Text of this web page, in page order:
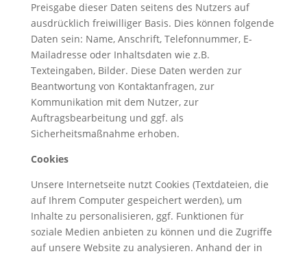
Preisgabe dieser Daten seitens des Nutzers auf
ausdrücklich freiwilliger Basis. Dies können folgende
Daten sein: Name, Anschrift, Telefonnummer, E-
Mailadresse oder Inhaltsdaten wie z.B.
Texteingaben, Bilder. Diese Daten werden zur
Beantwortung von Kontaktanfragen, zur
Kommunikation mit dem Nutzer, zur
Auftragsbearbeitung und ggf. als
Sicherheitsmaßnahme erhoben.
Cookies
Unsere Internetseite nutzt Cookies (Textdateien, die
auf Ihrem Computer gespeichert werden), um
Inhalte zu personalisieren, ggf. Funktionen für
soziale Medien anbieten zu können und die Zugriffe
auf unsere Website zu analysieren. Anhand der in